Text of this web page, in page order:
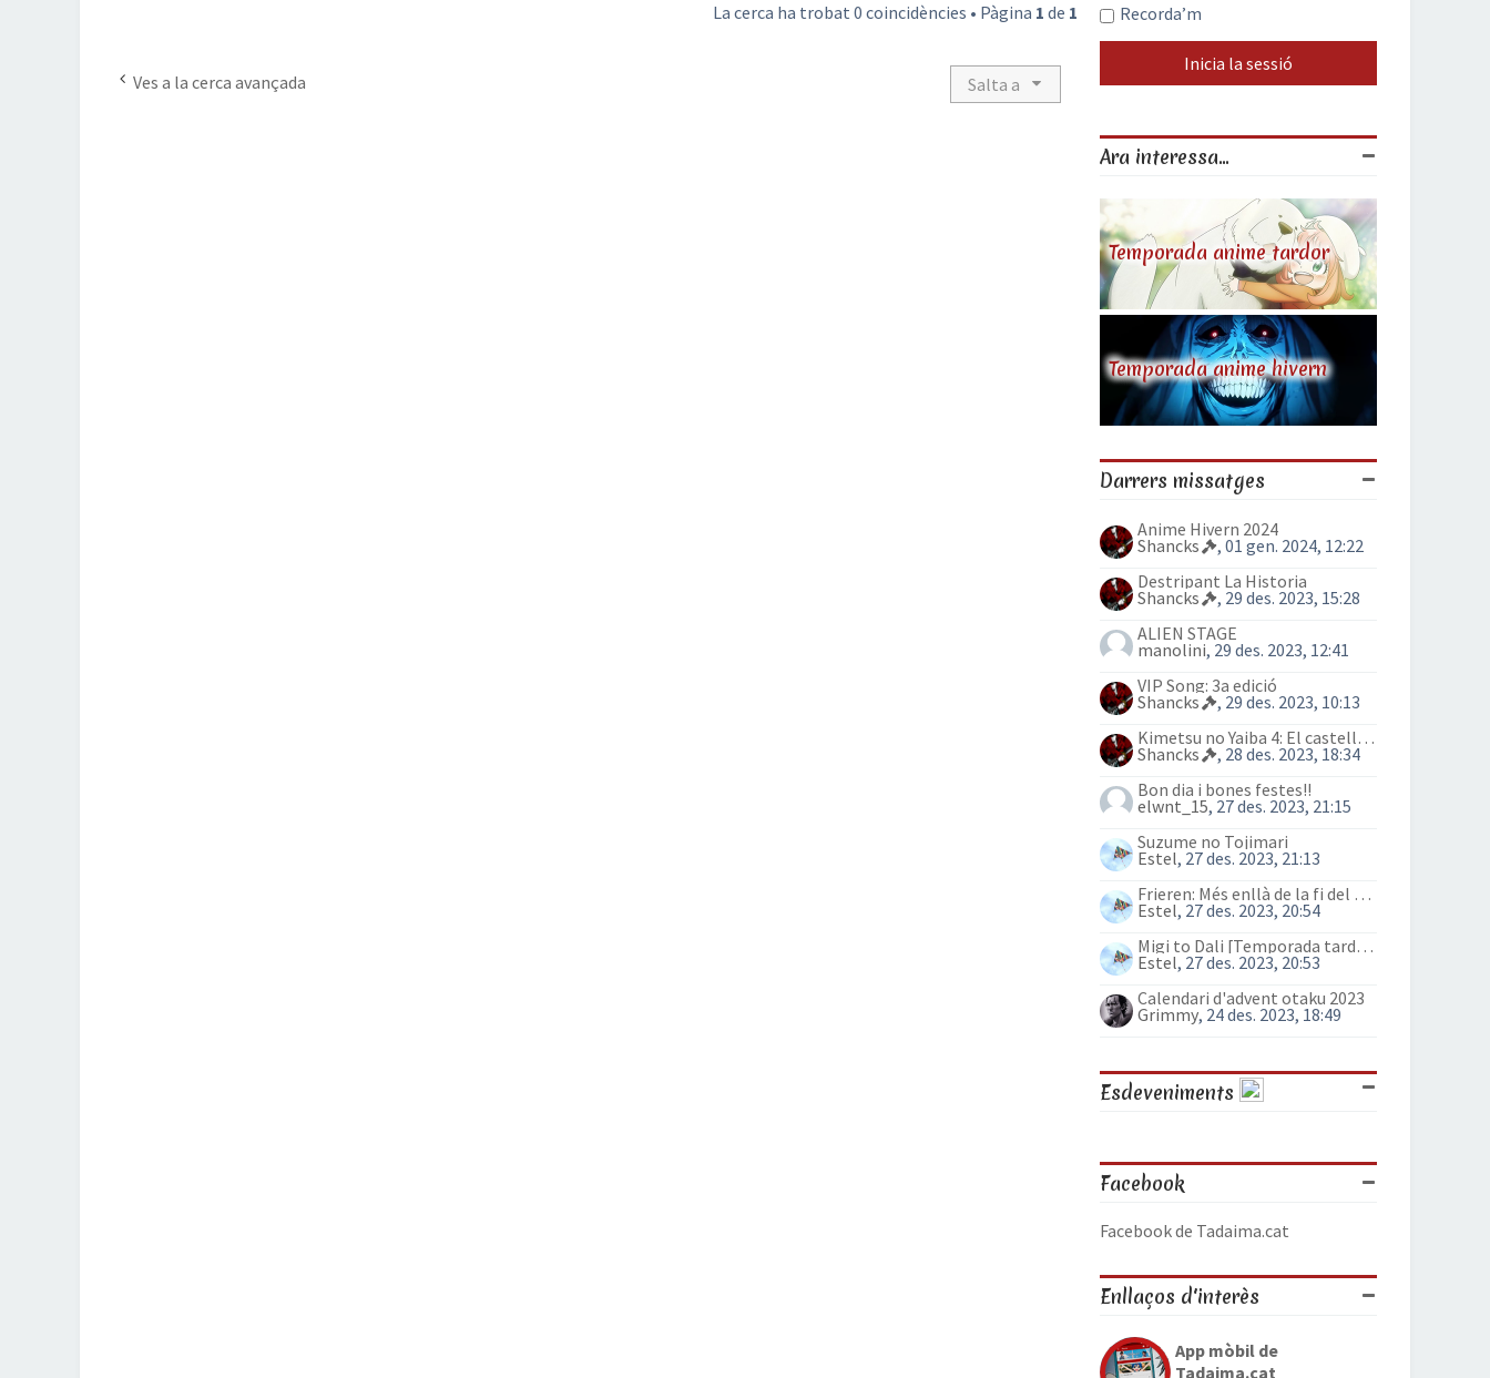
La cerca ha trobat 0 coincidències • Pàgina 1 de 1
Ves a la cerca avançada Salta a
Recorda’m
Ara interessa...
Temporada anime tardor
Temporada anime hivern
Darrers missatges
Anime Hivern 2024
Shancks
, 01 gen. 2024, 12:22
Destripant La Historia
Shancks
, 29 des. 2023, 15:28
ALIEN STAGE
manolini, 29 des. 2023, 12:41
VIP Song: 3a edició
Shancks
, 29 des. 2023, 10:13
Kimetsu no Yaiba 4: El castell Infinit
Shancks
, 28 des. 2023, 18:34
Bon dia i bones festes!!
elwnt_15, 27 des. 2023, 21:15
Suzume no Tojimari
Estel, 27 des. 2023, 21:13
Frieren: Més enllà de la fi del viatge (anime)
Estel, 27 des. 2023, 20:54
Migi to Dali [Temporada tardor 2023]
Estel, 27 des. 2023, 20:53
Calendari d'advent otaku 2023
Grimmy, 24 des. 2023, 18:49
Esdeveniments
Facebook
Facebook de Tadaima.cat
Enllaços d'interès
App mòbil de
Tadaima.cat